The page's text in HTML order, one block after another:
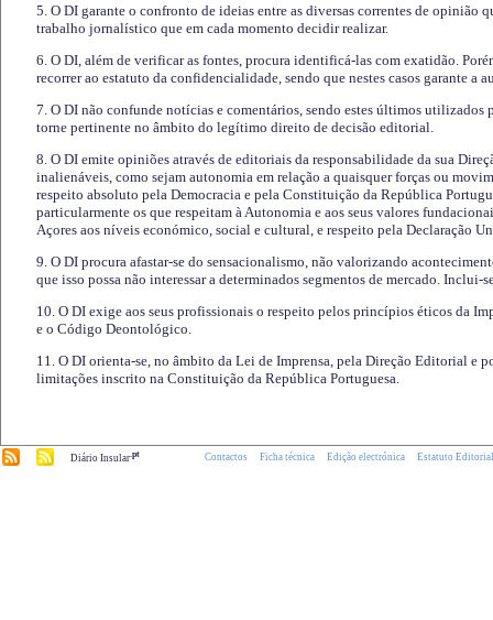
5. O DI garante o confronto de ideias entre as diversas correntes de opinião
trabalho jornalístico que em cada momento decidir realizar.
6. O DI, além de verificar as fontes, procura identificá-las com exatidão.
recorrer ao estatuto da confidencialidade, sendo que nestes casos garante a
7. O DI não confunde notícias e comentários, sendo estes últimos utilizados
torne pertinente no âmbito do legítimo direito de decisão editorial.
8. O DI emite opiniões através de editoriais da responsabilidade da sua
inalienáveis, como sejam autonomia em relação a quaisquer forças ou
respeito absoluto pela Democracia e pela Constituição da República
particularmente os que respeitam à Autonomia e aos seus valores
Açores aos níveis económico, social e cultural, e respeito pela Declaração
9. O DI procura afastar-se do sensacionalismo, não valorizando
que isso possa não interessar a determinados segmentos de mercado.
10. O DI exige aos seus profissionais o respeito pelos princípios éticos da
e o Código Deontológico.
11. O DI orienta-se, no âmbito da Lei de Imprensa, pela Direção Editorial e
limitações inscrito na Constituição da República Portuguesa.
Diário Insular.pt Contactos Ficha técnica Edição electrónica Estatuto Editorial